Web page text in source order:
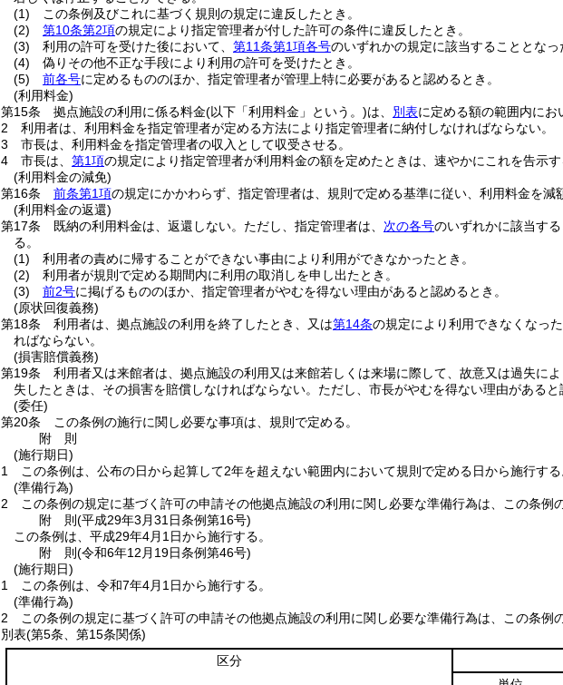
(1)
この条例及びこれに基づく規則の規定に違反したとき。
(2)
第10条第2項の規定により指定管理者が付した許可の条件に違反したとき。
(3)
利用の許可を受けた後において、 第11条第1項各号のいずれかの規定に該当することとなっ
(4)
偽りその他不正な手段により利用の許可を受けたとき。
(5)
前各号に定めるもののほか、指定管理者が管理上特に必要があると認めるとき。
(利用料金)
第15条
拠点施設の利用に係る料金(以下「利用料金」という。)は、 別表に定める額の範囲内にお
2
利用者は、利用料金を指定管理者が定める方法により指定管理者に納付しなければならない。
3
市長は、利用料金を指定管理者の収入として収受させる。
4
市長は、 第1項の規定により指定管理者が利用料金の額を定めたときは、速やかにこれを告示す
(利用料金の減免)
第16条
前条第1項の規定にかかわらず、指定管理者は、規則で定める基準に従い、利用料金を減
(利用料金の返還)
第17条
既納の利用料金は、返還しない。 ただし、指定管理者は、 次の各号のいずれかに該当す
る。
(1)
利用者の責めに帰することができない事由により利用ができなかったとき。
(2)
利用者が規則で定める期間内に利用の取消しを申し出たとき。
(3)
前2号に掲げるもののほか、指定管理者がやむを得ない理由があると認めるとき。
(原状回復義務)
第18条
利用者は、拠点施設の利用を終了したとき、又は第14条の規定により利用できなくなっ
ればならない。
(損害賠償義務)
第19条
利用者又は来館者は、拠点施設の利用又は来館若しくは来場に際して、故意又は過失に
失したときは、その損害を賠償しなければならない。 ただし、市長がやむを得ない理由があると
(委任)
第20条
この条例の施行に関し必要な事項は、規則で定める。
附 則
(施行期日)
1
この条例は、公布の日から起算して2年を超えない範囲内において規則で定める日から施行する
(準備行為)
2
この条例の規定に基づく許可の申請その他拠点施設の利用に関し必要な準備行為は、この条例
附 則(平成29年3月31日条例第16号)
この条例は、平成29年4月1日から施行する。
附 則(令和6年12月19日条例第46号)
(施行期日)
1
この条例は、令和7年4月1日から施行する。
(準備行為)
2
この条例の規定に基づく許可の申請その他拠点施設の利用に関し必要な準備行為は、この条例
別表(第5条、第15条関係)
区分